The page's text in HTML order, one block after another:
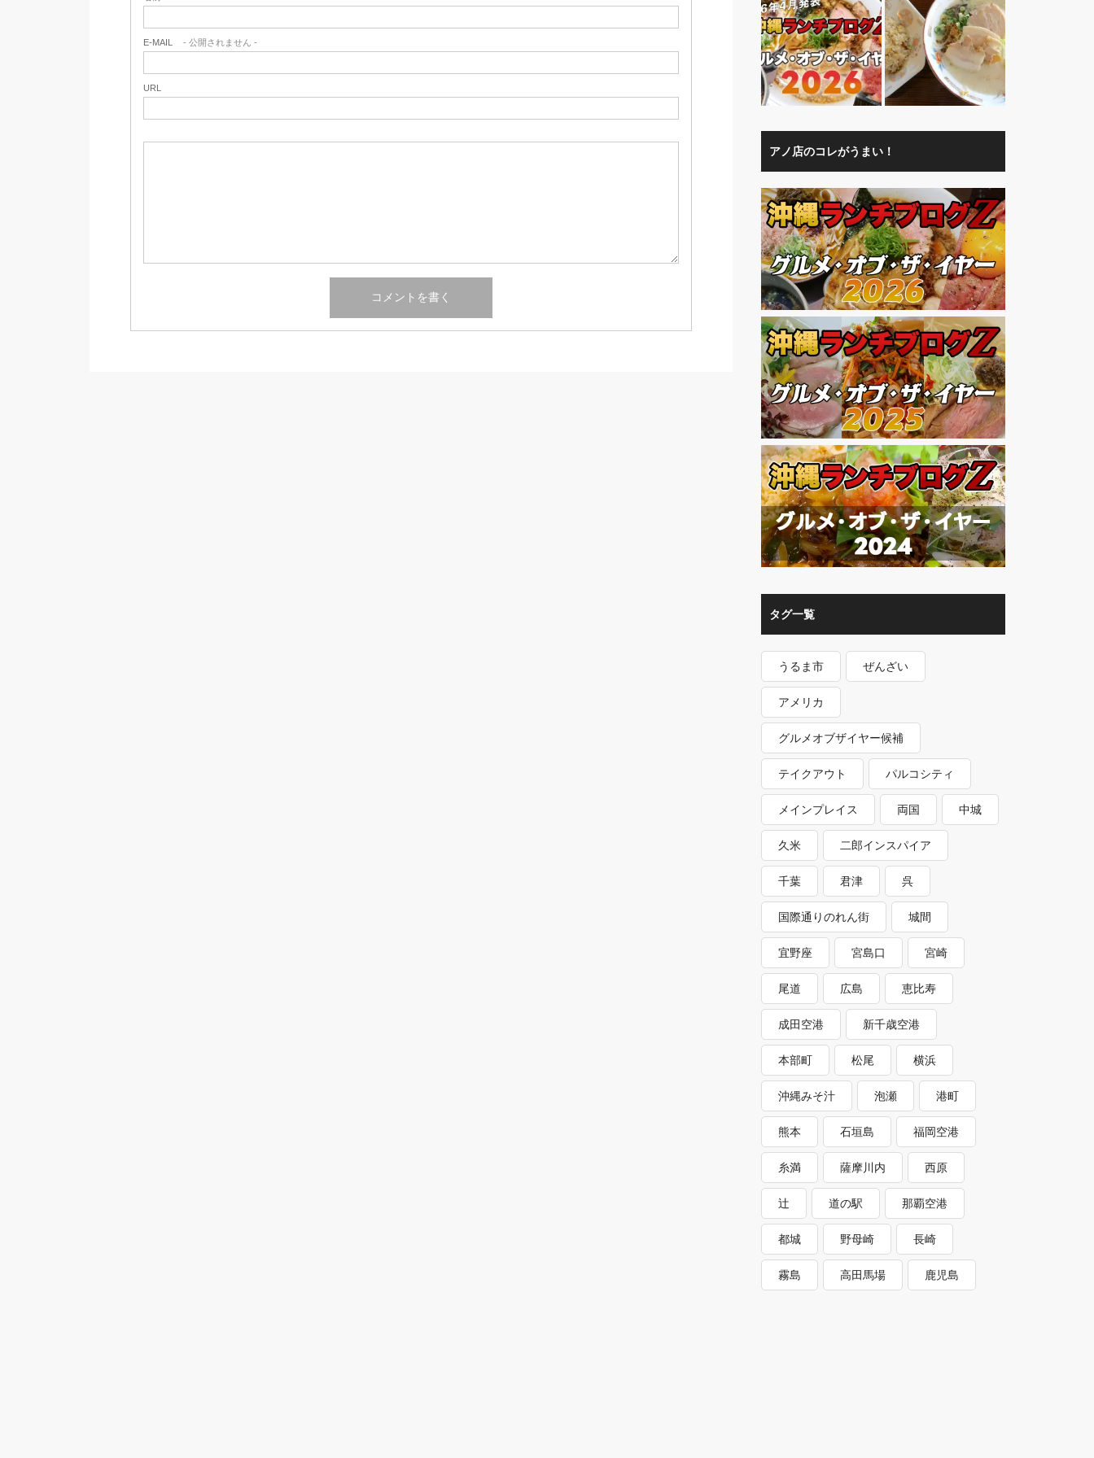
E-MAIL - 公開されません -
URL
アノ店のコレがうまい！
タグ一覧
うるま市 ぜんざい
アメリカ
グルメオブザイヤー候補
テイクアウト パルコシティ
メインプレイス 両国 中城
久米 二郎インスパイア
千葉 君津 呉
国際通りのれん街 城間
宜野座 宮島口 宮崎
尾道 広島 恵比寿
成田空港 新千歳空港
本部町 松尾 横浜
沖縄みそ汁 泡瀬 港町
熊本 石垣島 福岡空港
糸満 薩摩川内 西原
辻 道の駅 那覇空港
都城 野母崎 長崎
霧島 高田馬場 鹿児島